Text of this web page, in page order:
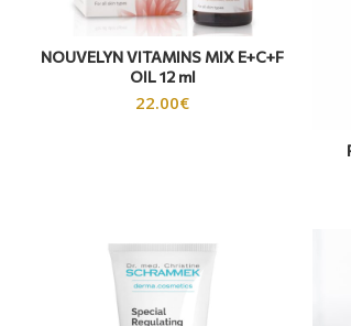
NOUVELYN VITAMINS MIX E+C+F
OIL 12 ml
22.00€